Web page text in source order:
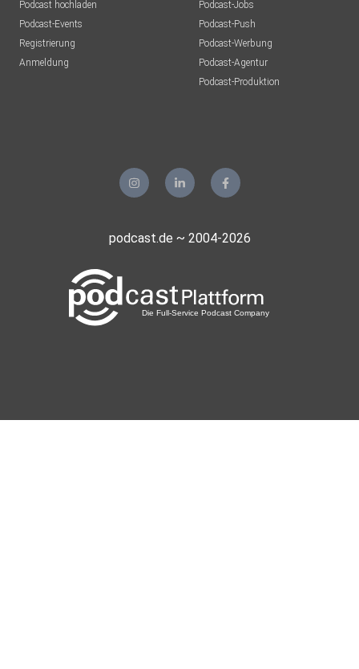
Podcast hochladen
Podcast-Events
Registrierung
Anmeldung
Podcast-Jobs
Podcast-Push
Podcast-Werbung
Podcast-Agentur
Podcast-Produktion
podcast.de ~ 2004-2026